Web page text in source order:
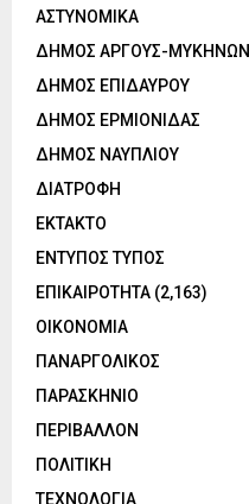
ΑΣΤΥΝΟΜΙΚΑ
ΔΗΜΟΣ ΑΡΓΟΥΣ-ΜΥΚΗΝΩΝ
ΔΗΜΟΣ ΕΠΙΔΑΥΡΟΥ
ΔΗΜΟΣ ΕΡΜΙΟΝΙΔΑΣ
ΔΗΜΟΣ ΝΑΥΠΛΙΟΥ
ΔΙΑΤΡΟΦΗ
ΕΚΤΑΚΤΟ
ΕΝΤΥΠΟΣ ΤΥΠΟΣ
ΕΠΙΚΑΙΡΟΤΗΤΑ (2,163)
ΟΙΚΟΝΟΜΙΑ
ΠΑΝΑΡΓΟΛΙΚΟΣ
ΠΑΡΑΣΚΗΝΙΟ
ΠΕΡΙΒΑΛΛΟΝ
ΠΟΛΙΤΙΚΗ
ΤΕΧΝΟΛΟΓΙΑ